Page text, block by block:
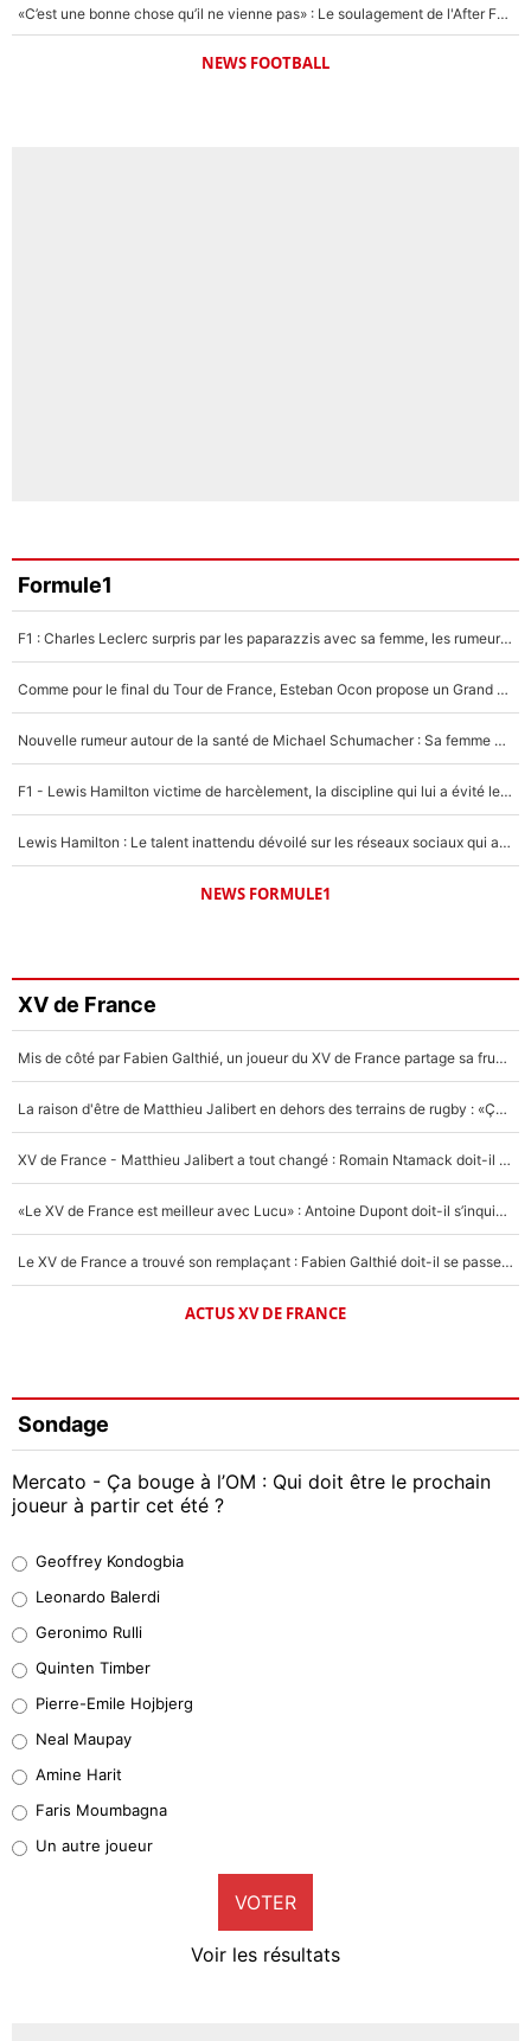
«C’est une bonne chose qu’il ne vienne pas» : Le soulagement de l'After Foot après le transfert avorté de Yan Diomandé au PSG
NEWS FOOTBALL
Formule1
F1 : Charles Leclerc surpris par les paparazzis avec sa femme, les rumeurs étaient vraies !
Comme pour le final du Tour de France, Esteban Ocon propose un Grand Prix de Formule 1 à Paris : «Autour de l’Arc de Triomphe, ce serait génial» !
Nouvelle rumeur autour de la santé de Michael Schumacher : Sa femme Corinna sort du silence
F1 - Lewis Hamilton victime de harcèlement, la discipline qui lui a évité le pire : «J'aurais probablement mal tourné»
Lewis Hamilton : Le talent inattendu dévoilé sur les réseaux sociaux qui a impressionné Kim Kardashian pendant leurs vacances en amoureux !
NEWS FORMULE1
XV de France
Mis de côté par Fabien Galthié, un joueur du XV de France partage sa frustration : «ils ne me l’ont pas dit tout de suite»
La raison d'être de Matthieu Jalibert en dehors des terrains de rugby : «Ça m'atteint autant que si tu touches à un membre de ma famille»
XV de France - Matthieu Jalibert a tout changé : Romain Ntamack doit-il s’inquiéter pour sa place à un an de la Coupe du monde ?
«Le XV de France est meilleur avec Lucu» : Antoine Dupont doit-il s’inquiéter pour sa place ?
Le XV de France a trouvé son remplaçant : Fabien Galthié doit-il se passer d'Antoine Dupont ?
ACTUS XV DE FRANCE
Sondage
Mercato - Ça bouge à l’OM : Qui doit être le prochain
joueur à partir cet été ?
38%
32%
4%
1%
9%
Geoffrey Kondogbia
Leonardo Balerdi
Geronimo Rulli
Quinten Timber
Pierre-Emile Hojbjerg
Neal Maupay
Amine Harit
Faris Moumbagna
Un autre joueur
VOTER
Voir les résultats